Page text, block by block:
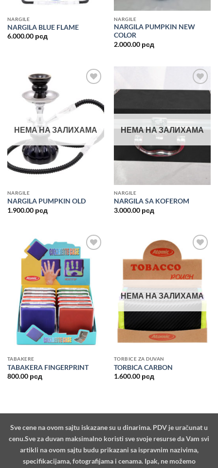
NARGILE
NARGILA BLUE FLAME
6.000.00 рсд
NARGILE
NARGILA PUMPKIN NEW
COLOR
2.000.00 рсд
u listu
želja
НЕМА НА ЗАЛИХАМА
NARGILE
NARGILA PUMPKIN OLD
1.900.00 рсд
Dodajte
НЕМА НА ЗАЛИХАМА
NARGILE
NARGILA SA KOFEROM
3.000.00 рсд
Dodajte
želja
TABAKERE
TABAKERA FINGERPRINT
800.00 рсд
НЕМА НА ЗАЛИХАМА
TORBICE ZA DUVAN
TORBICA CARBON
1.600.00 рсд
Sve cene na ovom sajtu iskazane su u dinarima. PDV je uračunat u
cenu.Sve za duvan maksimalno koristi sve svoje resurse da Vam svi
artikli na ovom sajtu budu prikazani sa ispravnim nazivima,
specifikacijama, fotografijama i cenama. Ipak, ne možemo